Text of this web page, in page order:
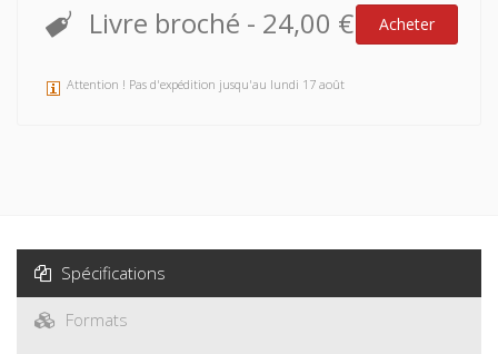
Livre broché - 24,00 € Acheter
Attention ! Pas d'expédition jusqu'au lundi 17 août
Spécifications
Formats